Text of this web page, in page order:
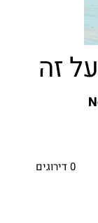
זה
0 דירוגים